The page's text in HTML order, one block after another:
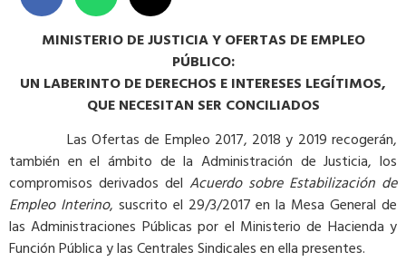
MINISTERIO DE JUSTICIA Y OFERTAS DE EMPLEO
PÚBLICO:
UN LABERINTO DE DERECHOS E INTERESES LEGÍTIMOS,
QUE NECESITAN SER CONCILIADOS
Las Ofertas de Empleo 2017, 2018 y 2019 recogerán,
también en el ámbito de la Administración de Justicia, los
compromisos derivados del Acuerdo sobre Estabilización de
Empleo Interino, suscrito el 29/3/2017 en la Mesa General de
las Administraciones Públicas por el Ministerio de Hacienda y
Función Pública y las Centrales Sindicales en ella presentes.